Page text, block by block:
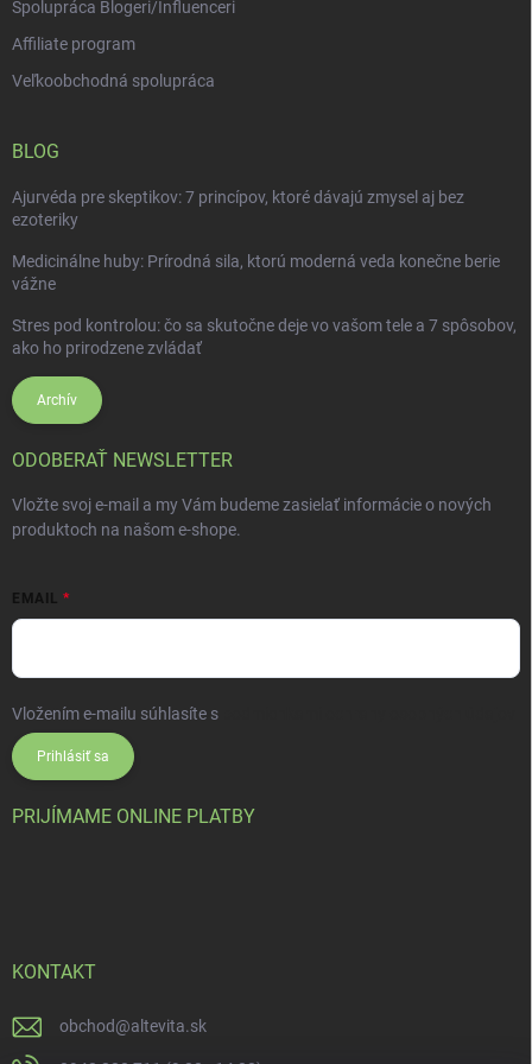
Spolupráca Blogeri/Influenceri
Affiliate program
Veľkoobchodná spolupráca
BLOG
Ajurvéda pre skeptikov: 7 princípov, ktoré dávajú zmysel aj bez
ezoteriky
Medicinálne huby: Prírodná sila, ktorú moderná veda konečne berie
vážne
Stres pod kontrolou: čo sa skutočne deje vo vašom tele a 7 spôsobov,
ako ho prirodzene zvládať
Archív
ODOBERAŤ NEWSLETTER
Vložte svoj e-mail a my Vám budeme zasielať informácie o nových
produktoch na našom e-shope.
EMAIL
Vložením e-mailu súhlasíte s
Prihlásiť sa
PRIJÍMAME ONLINE PLATBY
KONTAKT
obchod@altevita.sk